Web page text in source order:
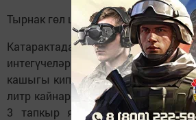
Тырнак гөл шифасы
Катарактадан (күз ясмыгы
интегүчеләргә тырнак гөл
кашыгы киптереп вакланган
литр кайнар суда 1-2 сәгать
3 тапкыр яртышар стакан